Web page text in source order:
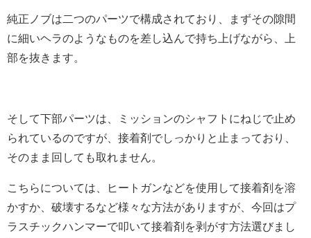
純正ノブは二つのパーツで構成されており、まずその隙間
に細いヘラのようなものを差し込んで持ち上げながら、上
部を抜きます。
そして下部パーツは、ミッションのシャフトにねじで止め
られているのですが、接着剤でしっかりと止まっており、
そのまま回しても取れません。
こちらについては、ヒートガンなどを使用して接着剤を溶
かすか、破壊するなど様々な方法がありますが、今回はプ
ラスチックハンマーで叩いて接着剤を剥がす方法選びまし